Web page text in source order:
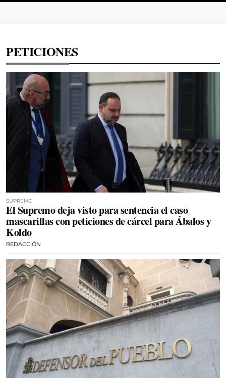
PETICIONES
SUPREMO
El Supremo deja visto para sentencia el caso
mascarillas con peticiones de cárcel para Ábalos y
Koldo
REDACCIÓN